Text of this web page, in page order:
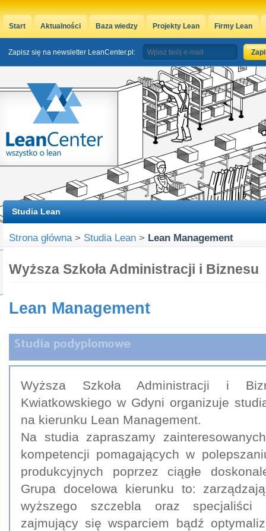
Start Aktualności Baza wiedzy Projekty Lean Firmy Lean
Zapisz się na newsletter LeanCenter.pl:
Studia Lean
Strona główna > Studia Lean > Lean Management
Wyższa Szkoła Administracji i Biznesu
Lean Management
Wyższa Szkoła Administracji i
Kwiatkowskiego w Gdyni organizuje
na kierunku Lean Management.
Na studia zapraszamy
kompetencji pomagających w
produkcyjnych poprzez ciągłe
Grupa docelowa kierunku to:
wyższego szczebla oraz specjaliści
zajmujący się wsparciem bądź